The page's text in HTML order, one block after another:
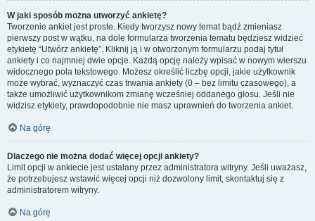
W jaki sposób można utworzyć ankietę?
Tworzenie ankiet jest proste. Kiedy tworzysz nowy temat bądź zmieniasz
pierwszy post w wątku, na dole formularza tworzenia tematu będziesz widzieć
etykietę “Utwórz ankietę”. Kliknij ją i w otworzonym formularzu podaj tytuł
ankiety i co najmniej dwie opcje. Każdą opcję należy wpisać w nowym wierszu
widocznego pola tekstowego. Możesz określić liczbę opcji, jakie użytkownik
może wybrać, wyznaczyć czas trwania ankiety (0 – bez limitu czasowego), a
także umożliwić użytkownikom zmianę wcześniej oddanego głosu. Jeśli nie
widzisz etykiety, prawdopodobnie nie masz uprawnień do tworzenia ankiet.
Na górę
Dlaczego nie można dodać więcej opcji ankiety?
Limit opcji w ankiecie jest ustalany przez administratora witryny. Jeśli uważasz,
że potrzebujesz wstawić więcej opcji niż dozwolony limit, skontaktuj się z
administratorem witryny.
Na górę